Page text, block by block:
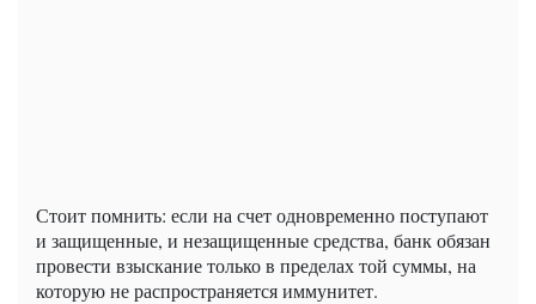
Стоит помнить: если на счет одновременно поступают
и защищенные, и незащищенные средства, банк обязан
провести взыскание только в пределах той суммы, на
которую не распространяется иммунитет.